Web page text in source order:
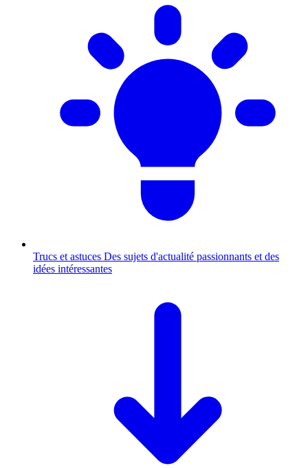
Trucs et astuces Des sujets d'actualité passionnants et des
idées intéressantes